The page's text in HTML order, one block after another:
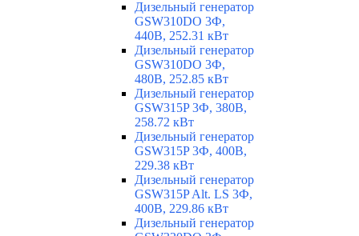
Дизельный генератор
GSW310DO 3Ф,
440В, 252.31 кВт
Дизельный генератор
GSW310DO 3Ф,
480В, 252.85 кВт
Дизельный генератор
GSW315P 3Ф, 380В,
258.72 кВт
Дизельный генератор
GSW315P 3Ф, 400В,
229.38 кВт
Дизельный генератор
GSW315P Alt. LS 3Ф,
400В, 229.86 кВт
Дизельный генератор